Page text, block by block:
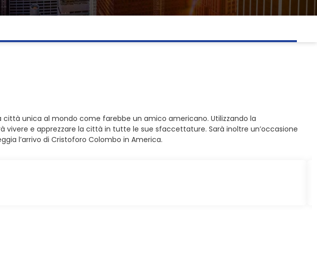
unica al mondo come farebbe un amico americano. Utilizzando la
vivere e apprezzare la città in tutte le sue sfaccettature. Sarà inoltre un’occasione
l’arrivo di Cristoforo Colombo in America.